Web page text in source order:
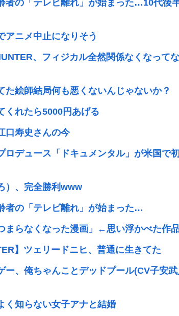
者の「テレビ離れ」が始まった…10代後
アニメ中止になりそう
、フィジカル全然関係なくなって
た絵師結局何も悪くないんじゃないか？
くれたら5000円あげる
口寿史さんの今
ロデュース「ドキュメンタル」が米国で
）、完全勝利www
者の「テレビ離れ」が始まった…
まらなくなった漫画」←思い浮かべた作
】ツェリードニヒ、普通に生きてた
ー、俺ちゃんことデッドプール(CV子安
く知らない女子アナと結婚